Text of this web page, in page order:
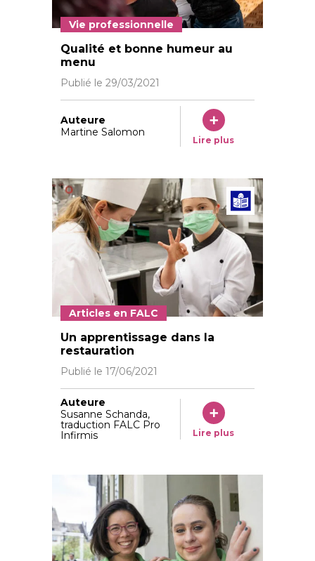
Jacqueline Monin a trouvé le job de ses rêves à
Vie professionnelle
Qualité et bonne humeur au
menu
Publié le 29/03/2021
Auteure
Martine Salomon
Lire plus
Article
Articles en FALC
Un apprentissage dans la
restauration
Publié le 17/06/2021
Auteure
Susanne Schanda,
traduction FALC Pro
Infirmis
Lire plus